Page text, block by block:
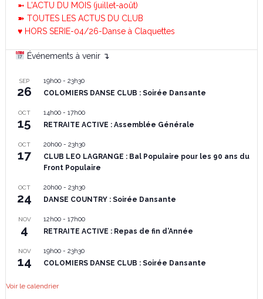
➼ L'ACTU DU MOIS (juillet-août)
➽ TOUTES LES ACTUS DU CLUB
♥ HORS SERIE-04/26-Danse à Claquettes
Événements à venir ↴
SEP
26
19h00- 23h30
COLOMIERS DANSE CLUB : Soirée Dansante
OCT
15
14h00- 17h00
RETRAITE ACTIVE : Assemblée Générale
OCT
17
20h00- 23h30
CLUB LEO LAGRANGE : Bal Populaire pour les 90 ans du
Front Populaire
OCT
24
20h00- 23h30
DANSE COUNTRY : Soirée Dansante
NOV
4
12h00- 17h00
RETRAITE ACTIVE : Repas de fin d’Année
NOV
14
19h00- 23h30
COLOMIERS DANSE CLUB : Soirée Dansante
Voir le calendrier